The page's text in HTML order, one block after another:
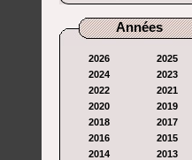
Années
2026
2025
2024
2023
2022
2021
2020
2019
2018
2017
2016
2015
2014
2013